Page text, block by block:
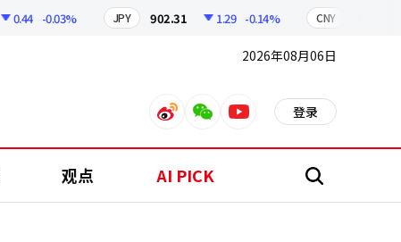
0.44 -0.03% JPY 902.31 1.29 -0.14% CNY 211.01
2026年08月06日
weiboweixinyoutube 登录
观点 AI PICK 搜